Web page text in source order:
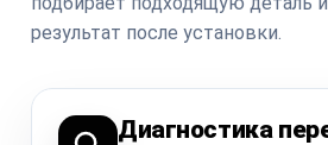
результат после установки.
Диагностика